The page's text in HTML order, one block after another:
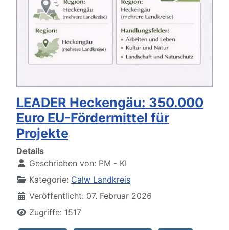
LEADER Heckengäu: 350.000
Euro EU-Fördermittel für
Projekte
Details
Geschrieben von: PM - KI
Kategorie: Calw Landkreis
Veröffentlicht: 07. Februar 2026
Zugriffe: 1517